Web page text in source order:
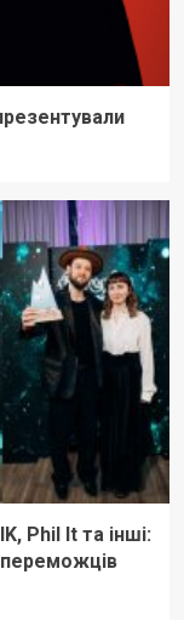
Phil It та інші:
переможців